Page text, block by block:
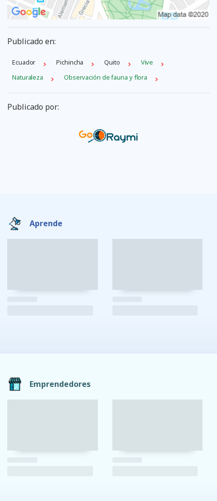
Publicado en:
Ecuador Pichincha Quito
Vive
Naturaleza
Observación de fauna y flora
Publicado por:
Aprende
Emprendedores